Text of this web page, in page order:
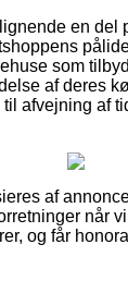
en del
som
af deres
til afvejning af
af
når
og får